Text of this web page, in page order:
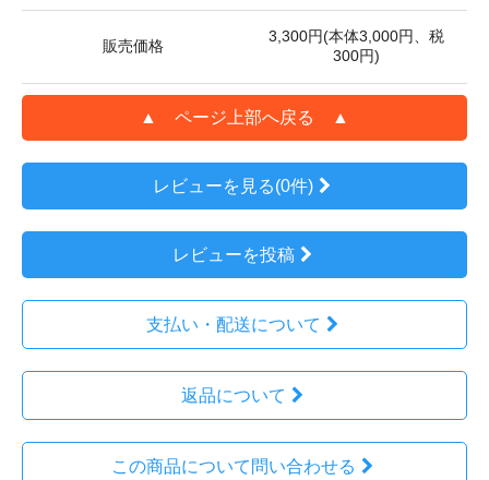
販売価格
3,300円(本体3,000円、税
300円)
▲ ページ上部へ戻る ▲
レビューを見る(0件)
レビューを投稿
支払い・配送について
返品について
この商品について問い合わせる